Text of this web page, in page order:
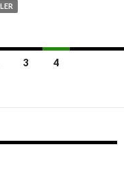
3 4